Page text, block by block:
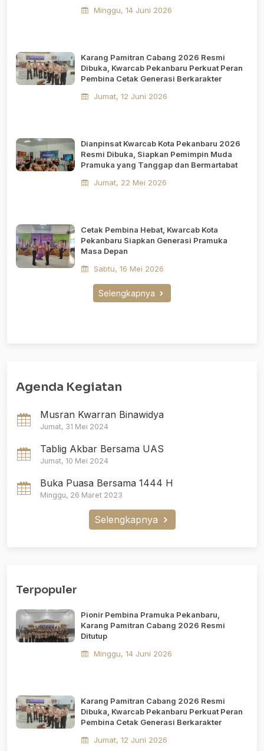
Minggu, 14 Juni 2026
Karang Pamitran Cabang 2026 Resmi
Dibuka, Kwarcab Pekanbaru Perkuat Peran
Pembina Cetak Generasi Berkarakter
Jumat, 12 Juni 2026
Dianpinsat Kwarcab Kota Pekanbaru 2026
Resmi Dibuka, Siapkan Pemimpin Muda
Pramuka yang Tanggap dan Bermartabat
Jumat, 22 Mei 2026
Cetak Pembina Hebat, Kwarcab Kota
Pekanbaru Siapkan Generasi Pramuka
Masa Depan
Sabtu, 16 Mei 2026
Selengkapnya
Agenda Kegiatan
Musran Kwarran Binawidya
Jumat, 31 Mei 2024
Tablig Akbar Bersama UAS
Jumat, 10 Mei 2024
Buka Puasa Bersama 1444 H
Minggu, 26 Maret 2023
Selengkapnya
Terpopuler
Pionir Pembina Pramuka Pekanbaru,
Karang Pamitran Cabang 2026 Resmi
Ditutup
Minggu, 14 Juni 2026
Karang Pamitran Cabang 2026 Resmi
Dibuka, Kwarcab Pekanbaru Perkuat Peran
Pembina Cetak Generasi Berkarakter
Jumat, 12 Juni 2026